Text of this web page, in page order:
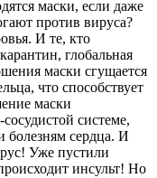
маски, если даже
против вируса?
И те, кто
глобальная
маски сгущается
что способствует
маски
системе,
болезням сердца. И
Уже пустили
инсульт! Но